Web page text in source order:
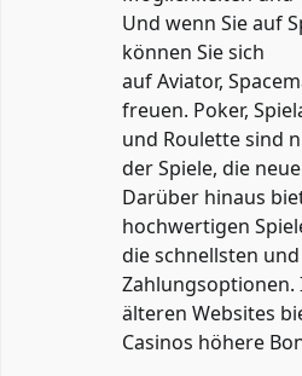
Und wenn Sie auf
können Sie sich
auf Aviator,
freuen. Poker,
und Roulette sind
der Spiele, die
Darüber hinaus
hochwertigen
die schnellsten
Zahlungsoptionen.
älteren Websites
Casinos höhere